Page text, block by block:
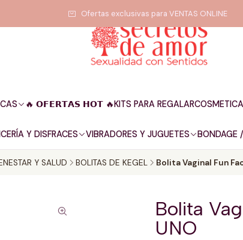
🔥 𝗢𝗙𝗘𝗥𝗧𝗔𝗦 𝗛𝗢𝗧 🔥KITS PARA REGALAR
Y DISFRACES VIBRADORES Y JUGUETES BONDAGE
Ofertas exclusivas para VENTAS ONLINE
Y SALUD BOLITAS DE KEGEL Bolita Vaginal Fun
Bolita
UNO